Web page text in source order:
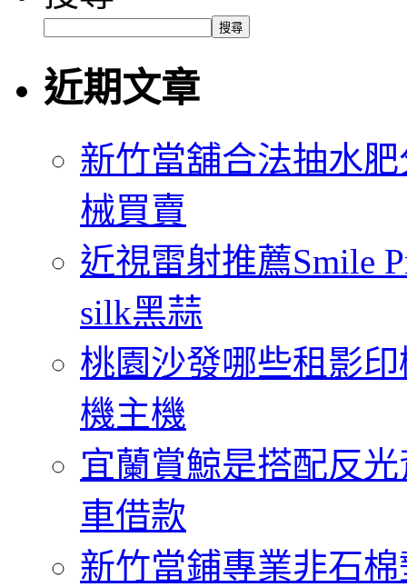
搜尋
近期文章
新竹當舖合法抽水
械買賣
近視雷射推薦Smile
silk黑蒜
桃園沙發哪些租影
機主機
宜蘭賞鯨是搭配反
車借款
新竹當鋪專業非石